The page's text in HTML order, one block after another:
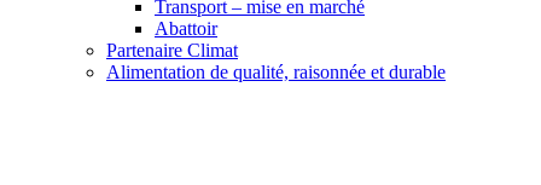
Transport – mise en marché
Abattoir
Partenaire Climat
Alimentation de qualité, raisonnée et durable